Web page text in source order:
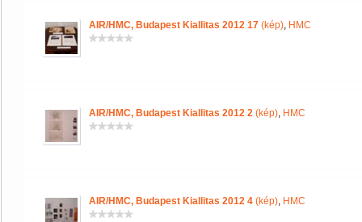
AIR/HMC, Budapest Kiallitas 2012 17 (kép), HMC
AIR/HMC, Budapest Kiallitas 2012 2 (kép), HMC
AIR/HMC, Budapest Kiallitas 2012 4 (kép), HMC